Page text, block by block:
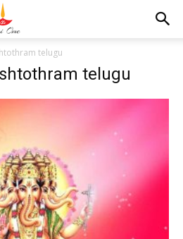
telugu
telugu